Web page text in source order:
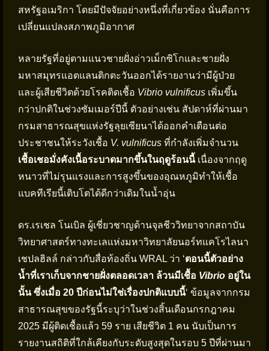
สหรัฐอเมริกา โดยมีปัจจัยอย่างหนึ่งที่เกี่ยวข้อง นั่นคือการ
เปลี่ยนแปลงสภาพภูมิอากาศ
หลายรัฐที่อยู่ตามแนวชายฝั่งอ่าวเม็กซิโกและชายฝั่ง
มหาสมุทรแอตแลนติกตะวันออกได้รายงานว่ามีผู้ป่วย
และผู้เสียชีวิตด้วยโรคติดเชื้อ Vibrio vulnificus เพิ่มขึ้น
กว่าปกติในช่วงซัมเมอร์ปีนี้ ตัวอย่างเช่น สัปดาห์ที่ผ่านมา
กรมสาธารณสุขแห่งรัฐลุยเซียนาได้ออกคำเตือนต่อ
ประชาชนให้ระวังเชื้อ V. vulnificus ที่กำลังเพิ่มจำนวน
เชื้อเชอมั่งคังเนื้อระบาดมากขึ้นในฤดูร้อนนี้เนื่องจากฤดู
หนาวที่ไม่รุนแรงและการสูงขึ้นของอุณหภูมิทำให้เชื้อ
แบคทีเรียนี้เติบโตได้ดีกว่าเดิมในน้ำอุ่น
ดร.เรเชล โนเบิล ผู้เชี่ยวชาญด้านจุลชีววิทยาจากสถาบัน
วิทยาศาสตร์ทางทะเลแห่งมหาวิทยาลัยนอร์ทแคโรไลนา
เชปลฮิลล์ กล่าวกับสื่อท้องถิ่น WRAL ว่า ‘ตอนนี้ตัวอย่าง
น้ำที่เราเก็บจากชายฝั่งตลอดเวลา ล้วนมีเชื้อ Vibrio อยู่ใน
นั้น ซึ่งเมื่อ 20 ปีก่อนไม่ใช่เรื่องปกติแบบนี้‘ ข้อมูลจากกรม
สาธารณสุขของรัฐนี้ระบุว่าในช่วงสิ้นเดือนกรกฎาคม
2025 มีผู้ติดเชื้อแล้ว 59 ราย เสียชีวิต 1 คน นับเป็นการ
รายงานสถิติที่ใกล้เคียงกับระดับสูงสุดในรอบ 5 ปีที่ผ่านมา